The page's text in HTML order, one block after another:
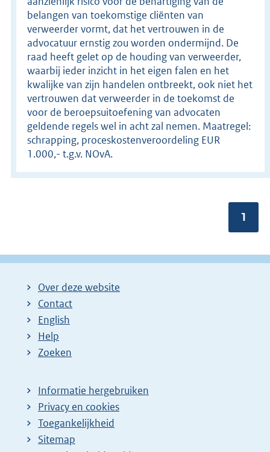
belangen van toekomstige cliënten van
verweerder vormt, dat het vertrouwen in de
advocatuur ernstig zou worden ondermijnd. De
raad heeft gelet op de houding van verweerder,
waarbij ieder inzicht in het eigen falen en het
kwalijke van zijn handelen ontbreekt, ook niet het
vertrouwen dat verweerder in de toekomst de
voor de beroepsuitoefening van advocaten
geldende regels wel in acht zal nemen. Maatregel:
schrapping, proceskostenveroordeling EUR
1.000,- t.g.v. NOvA.
1
Over deze website
Contact
English
Help
Zoeken
Informatie hergebruiken
Privacy en cookies
Toegankelijkheid
Sitemap